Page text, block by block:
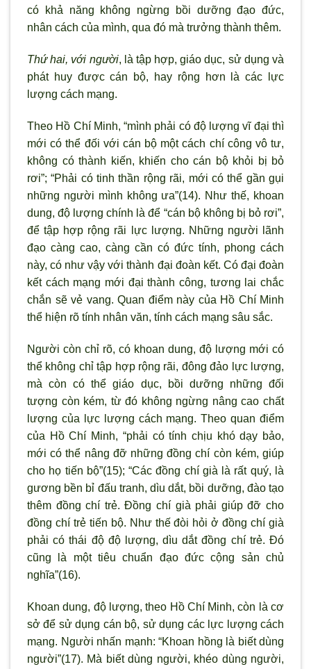
có khả năng không ngừng bồi dưỡng đạo đức,
nhân cách của mình, qua đó mà trưởng thành thêm.
Thứ hai, với người, là tập hợp, giáo dục, sử dụng và
phát huy được cán bộ, hay rộng hơn là các lực
lượng cách mạng.
Theo Hồ Chí Minh, “mình phải có độ lượng vĩ đại thì
mới có thể đối với cán bộ một cách chí công vô tư,
không có thành kiến, khiến cho cán bộ khỏi bị bỏ
rơi”; “Phải có tinh thần rộng rãi, mới có thể gần gụi
những người mình không ưa”(14). Như thế, khoan
dung, độ lượng chính là để “cán bộ không bị bỏ rơi”,
để tập hợp rộng rãi lực lượng. Những người lãnh
đạo càng cao, càng cần có đức tính, phong cách
này, có như vậy với thành đại đoàn kết. Có đại đoàn
kết cách mạng mới đại thành công, tương lai chắc
chắn sẽ vẻ vang. Quan điểm này của Hồ Chí Minh
thể hiện rõ tính nhân văn, tính cách mạng sâu sắc.
Người còn chỉ rõ, có khoan dung, độ lượng mới có
thể không chỉ tập hợp rộng rãi, đông đảo lực lượng,
mà còn có thể giáo dục, bồi dưỡng những đối
tượng còn kém, từ đó không ngừng nâng cao chất
lượng của lực lượng cách mạng. Theo quan điểm
của Hồ Chí Minh, “phải có tính chịu khó dạy bảo,
mới có thể nâng đỡ những đồng chí còn kém, giúp
cho họ tiến bộ”(15); “Các đồng chí già là rất quý, là
gương bền bỉ đấu tranh, dìu dắt, bồi dưỡng, đào tạo
thêm đồng chí trẻ. Đồng chí già phải giúp đỡ cho
đồng chí trẻ tiến bộ. Như thế đòi hỏi ở đồng chí già
phải có thái độ độ lượng, dìu dắt đồng chí trẻ. Đó
cũng là một tiêu chuẩn đạo đức cộng sản chủ
nghĩa”(16).
Khoan dung, độ lượng, theo Hồ Chí Minh, còn là cơ
sở để sử dụng cán bộ, sử dụng các lực lượng cách
mạng. Người nhấn mạnh: “Khoan hồng là biết dùng
người”(17). Mà biết dùng người, khéo dùng người,